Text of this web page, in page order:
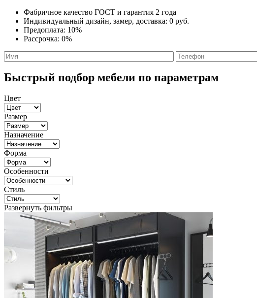
Фабричное качество ГОСТ и гарантия 2 года
Индивидуальный дизайн, замер, доставка: 0 руб.
Предоплата: 10%
Рассрочка: 0%
Быстрый подбор мебели по параметрам
Цвет
Размер
Назначение
Форма
Особенности
Стиль
Развернуть фильтры